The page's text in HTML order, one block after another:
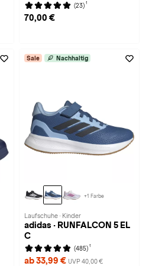
(23) 1
70,00 €
Sale Nachhaltig
+1 Farbe
Laufschuhe · Kinder
adidas · RUNFALCON 5 EL
C
(485) 1
ab 33,99 € UVP 40,00 €